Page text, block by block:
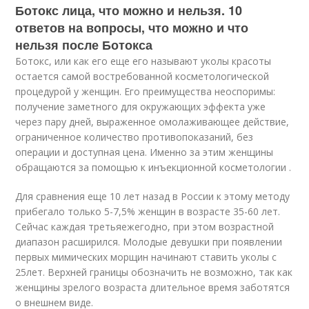
Ботокс лица, что можно и нельзя. 10
ответов на вопросы, что можно и что
нельзя после Ботокса
Ботокс, или как его еще его называют уколы красоты
остается самой востребованной косметологической
процедурой у женщин. Его преимущества неоспоримы:
получение заметного для окружающих эффекта уже
через пару дней, выраженное омолаживающее действие,
ограниченное количество противопоказаний, без
операции и доступная цена. Именно за этим женщины
обращаются за помощью к инъекционной косметологии .
Для сравнения еще 10 лет назад в России к этому методу
прибегало только 5-7,5% женщин в возрасте 35-60 лет.
Сейчас каждая третьяежегодно, при этом возрастной
диапазон расширился. Молодые девушки при появлении
первых мимических морщин начинают ставить уколы с
25лет. Верхней границы обозначить не возможно, так как
женщины зрелого возраста длительное время заботятся
о внешнем виде.